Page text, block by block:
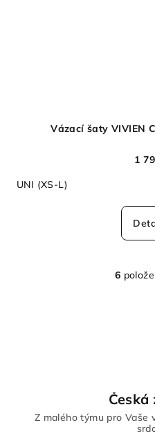
Vázací šaty VIVIEN
1
UNI (XS-L)
6
Česká
Z malého týmu pro Vaše